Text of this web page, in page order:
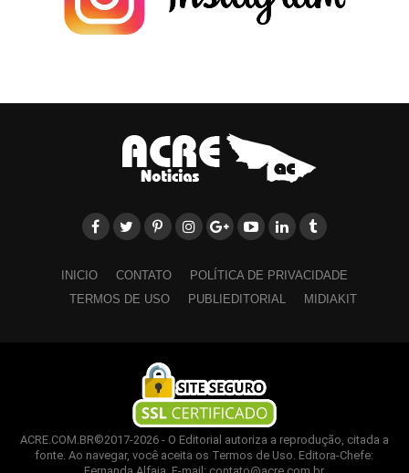
INICIO CONTATO
POLÍTICA DE PRIVACIDADE
TERMOS DE USO
PUBLIEDITORIAL MIDIAKIT
ACRE.COM.BR©2017-2026 - O Editorial autoriza a reprodução, citada a
fonte. Ao navegar, você aceita os Termos de Uso. Editora-Chefe: